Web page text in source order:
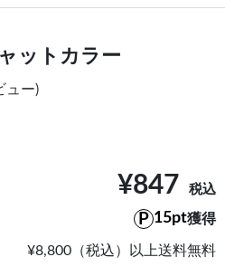
ットカラー
ュー)
¥847
15pt獲得
¥8,800（税込）以上送料無料